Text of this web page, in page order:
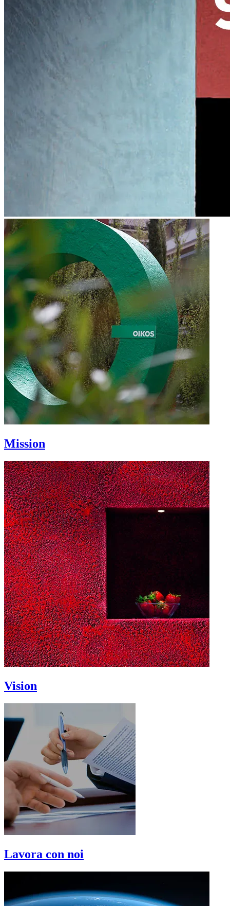
Mission
Vision
Lavora con noi